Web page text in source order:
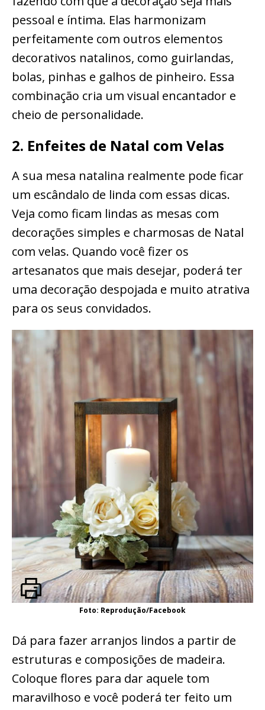
pessoal e íntima. Elas harmonizam
perfeitamente com outros elementos
decorativos natalinos, como guirlandas,
bolas, pinhas e galhos de pinheiro. Essa
combinação cria um visual encantador e
cheio de personalidade.
2. Enfeites de Natal com Velas
A sua mesa natalina realmente pode ficar
um escândalo de linda com essas dicas.
Veja como ficam lindas as mesas com
decorações simples e charmosas de Natal
com velas. Quando você fizer os
artesanatos que mais desejar, poderá ter
uma decoração despojada e muito atrativa
para os seus convidados.
Foto: Reprodução/Facebook
Dá para fazer arranjos lindos a partir de
estruturas e composições de madeira.
Coloque flores para dar aquele tom
maravilhoso e você poderá ter feito um